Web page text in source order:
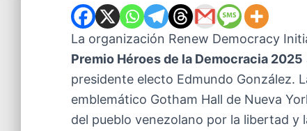
La organización Renew Democracy
Premio Héroes de la Democracia 2025
presidente electo Edmundo González.
emblemático Gotham Hall de Nueva
del pueblo venezolano por la libertad y